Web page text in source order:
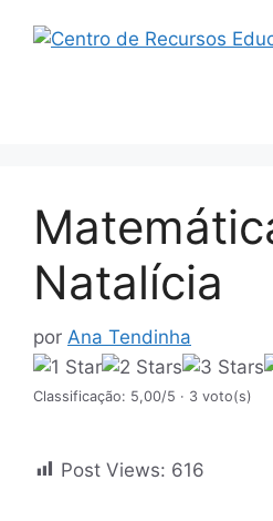
para
Natalícia
por Ana Tendinha
Classificação: 5,00/5 · 3 voto(s)
Post Views: 616